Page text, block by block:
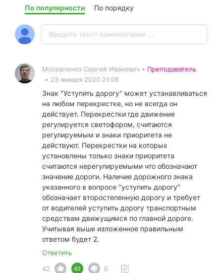
По популярности По порядку
Москаленко Сергей Иванович • Преподаватель
• 23 января 2020 21:06
Знак "Уступить дорогу" может устанавливаться
на любом перекрестке, но не всегда он
действует. Перекрестки где движение
регулируется светофором, считаются
регулируемым и знаки приоритета не
действуют. Перекрестки на которых
установлены только знаки приоритета
считаются нерегулируемыми что обозначают
значение дороги. Наличие дорожного знака
указанного в вопросе "уступить дорогу"
обозначает второстепенную дорогу и требует
от водителей уступить дорогу транспортным
средствам движущимся по главной дороге.
Учитывая выше изложенное правильным
ответом будет 2.
Ответить
42
42 0